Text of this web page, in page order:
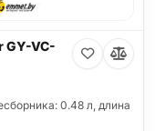
GY-VC-
0.48 л, длина